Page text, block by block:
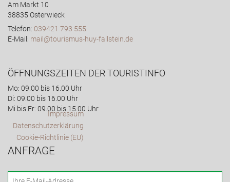
Am Markt 10
38835 Osterwieck
Telefon: 039421 793 555
E-Mail: mail@tourismus-huy-fallstein.de
ÖFFNUNGSZEITEN DER TOURISTINFO
Mo: 09.00 bis 16.00 Uhr
Di: 09.00 bis 16.00 Uhr
Mi bis Fr: 09.00 bis 15.00 Uhr
Impressum
Datenschutzerklärung
Cookie-Richtlinie (EU)
ANFRAGE